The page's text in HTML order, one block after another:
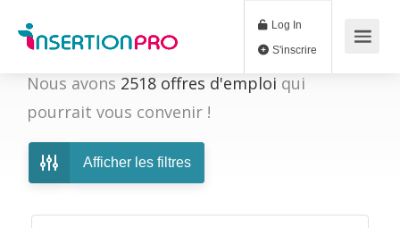
Log In
Nous avons 2518 offres d'emploi qui
pourrait vous convenir !
Afficher les filtres